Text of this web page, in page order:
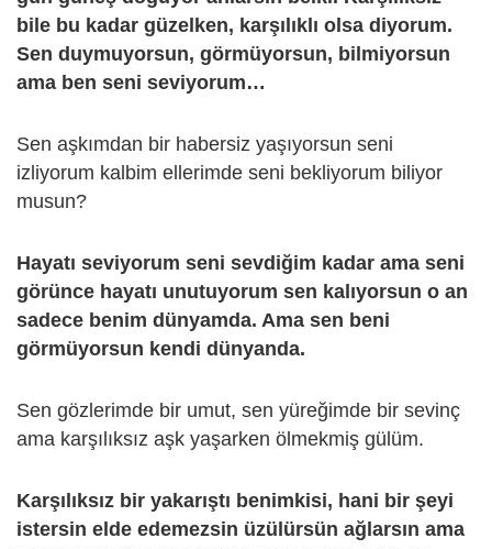
bile bu kadar güzelken, karşılıklı olsa diyorum.
Sen duymuyorsun, görmüyorsun, bilmiyorsun
ama ben seni seviyorum…
Sen aşkımdan bir habersiz yaşıyorsun seni
izliyorum kalbim ellerimde seni bekliyorum biliyor
musun?
Hayatı seviyorum seni sevdiğim kadar ama seni
görünce hayatı unutuyorum sen kalıyorsun o an
sadece benim dünyamda. Ama sen beni
görmüyorsun kendi dünyanda.
Sen gözlerimde bir umut, sen yüreğimde bir sevinç
ama karşılıksız aşk yaşarken ölmekmiş gülüm.
Karşılıksız bir yakarıştı benimkisi, hani bir şeyi
istersin elde edemezsin üzülürsün ağlarsın ama